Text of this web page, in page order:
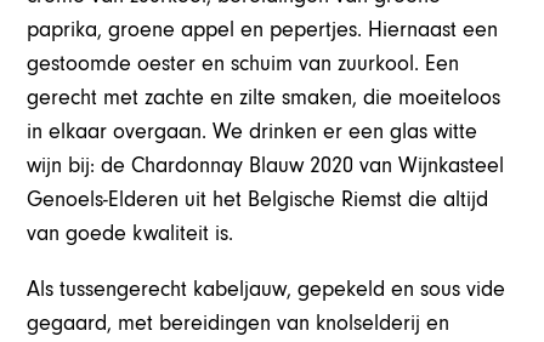
paprika, groene appel en pepertjes. Hiernaast een
gestoomde oester en schuim van zuurkool. Een
gerecht met zachte en zilte smaken, die moeiteloos
in elkaar overgaan. We drinken er een glas witte
wijn bij: de Chardonnay Blauw 2020 van Wijnkasteel
Genoels-Elderen uit het Belgische Riemst die altijd
van goede kwaliteit is.
Als tussengerecht kabeljauw, gepekeld en sous vide
gegaard, met bereidingen van knolselderij en